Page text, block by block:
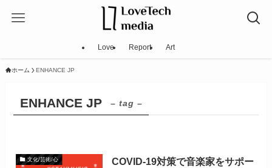
Love Report Art
ホーム ENHANCE JP
ENHANCE JP – tag –
文化/芸術/心
COVID-19対策で音楽家をサポー